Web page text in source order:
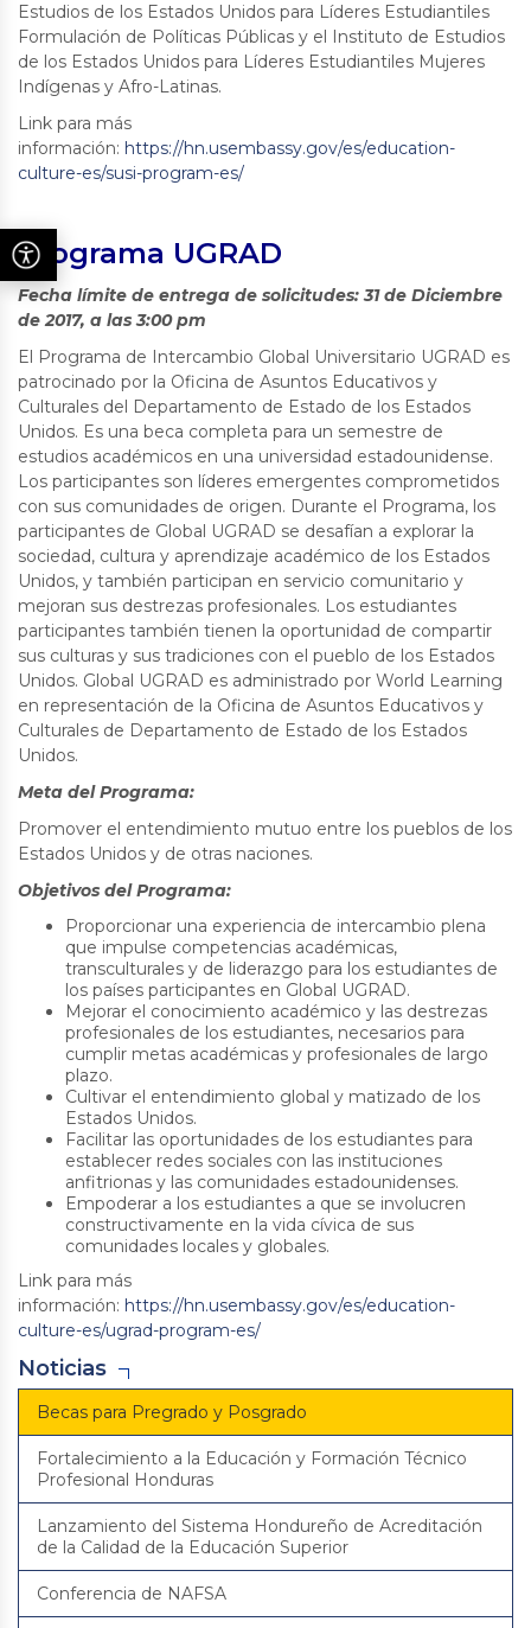
Estudios de los Estados Unidos para Líderes Estudiantiles
Formulación de Políticas Públicas y el Instituto de Estudios
de los Estados Unidos para Líderes Estudiantiles Mujeres
Indígenas y Afro-Latinas.
Link para más
información: https://hn.usembassy.gov/es/education-
culture-es/susi-program-es/
Programa UGRAD
Fecha límite de entrega de solicitudes: 31 de Diciembre
de 2017, a las 3:00 pm
El Programa de Intercambio Global Universitario UGRAD es
patrocinado por la Oficina de Asuntos Educativos y
Culturales del Departamento de Estado de los Estados
Unidos. Es una beca completa para un semestre de
estudios académicos en una universidad estadounidense.
Los participantes son líderes emergentes comprometidos
con sus comunidades de origen. Durante el Programa, los
participantes de Global UGRAD se desafían a explorar la
sociedad, cultura y aprendizaje académico de los Estados
Unidos, y también participan en servicio comunitario y
mejoran sus destrezas profesionales. Los estudiantes
participantes también tienen la oportunidad de compartir
sus culturas y sus tradiciones con el pueblo de los Estados
Unidos. Global UGRAD es administrado por World Learning
en representación de la Oficina de Asuntos Educativos y
Culturales de Departamento de Estado de los Estados
Unidos.
Meta del Programa:
Promover el entendimiento mutuo entre los pueblos de los
Estados Unidos y de otras naciones.
Objetivos del Programa:
Proporcionar una experiencia de intercambio plena
que impulse competencias académicas,
transculturales y de liderazgo para los estudiantes de
los países participantes en Global UGRAD.
Mejorar el conocimiento académico y las destrezas
profesionales de los estudiantes, necesarios para
cumplir metas académicas y profesionales de largo
plazo.
Cultivar el entendimiento global y matizado de los
Estados Unidos.
Facilitar las oportunidades de los estudiantes para
establecer redes sociales con las instituciones
anfitrionas y las comunidades estadounidenses.
Empoderar a los estudiantes a que se involucren
constructivamente en la vida cívica de sus
comunidades locales y globales.
Link para más
información: https://hn.usembassy.gov/es/education-
culture-es/ugrad-program-es/
Noticias
Becas para Pregrado y Posgrado
Fortalecimiento a la Educación y Formación Técnico
Profesional Honduras
Lanzamiento del Sistema Hondureño de Acreditación
de la Calidad de la Educación Superior
Conferencia de NAFSA